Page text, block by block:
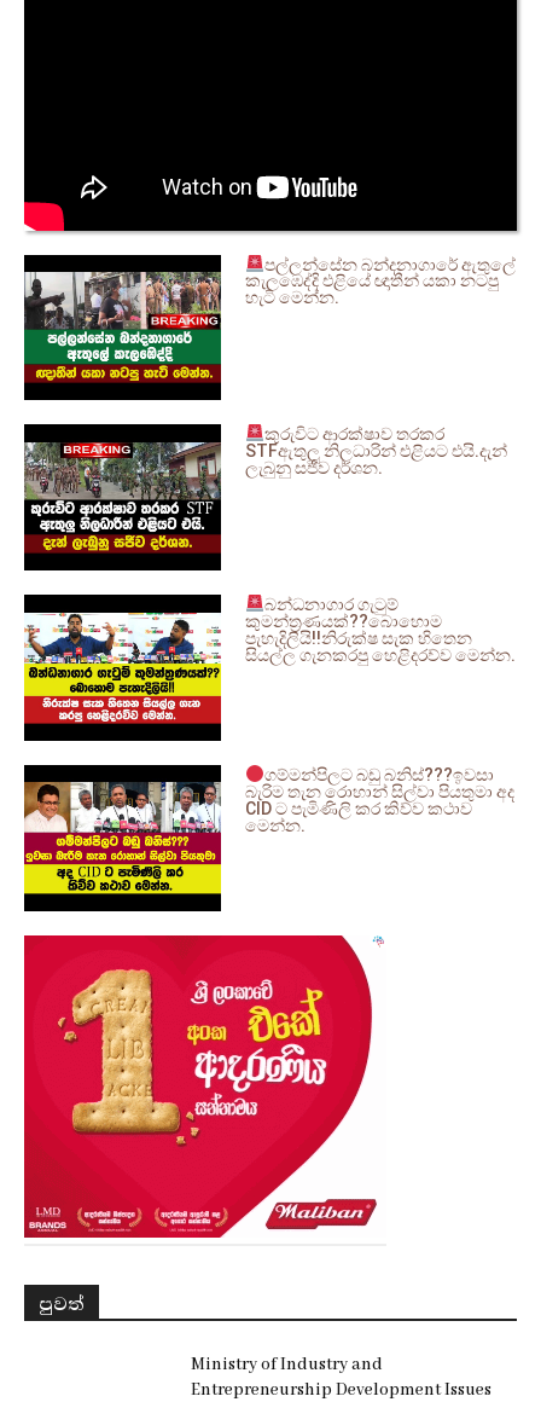
පල්ලන්සේන බන්දනාගාරේ ඇතුලේ
කැලඹෙද්දි එළියේ ඥාතීන් යකා නටපු
හැටි මෙන්න.
කුරුවිට ආරක්ෂාව තරකර
STFඇතුලු නිලධාරින් එළියට එයි.දැන්
ලැබුනු සජීව දර්ශන.
බන්ධනාගාර ගැටුම්
කුමන්ත්‍රණයක්??බොහොම
පැහැදිලියි!!නිරුක්ෂ සැක හිතෙන
සියල්ල ගැනකරපු හෙළිදරව්ව මෙන්න.
ගම්මන්පිලට බඩු බනිස්???ඉවසා
බැරිම තැන රොහාන් සිල්වා පියතුමා අද
CID ට පැමිණිලි කර කිව්ව කථාව
මෙන්න.
පුවත්
Ministry of Industry and
Entrepreneurship Development Issues